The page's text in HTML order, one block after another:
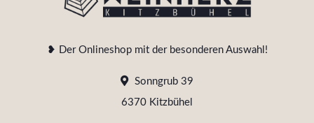
❥ Der Onlineshop mit der besonderen Auswahl!
Sonngrub 39
6370 Kitzbühel